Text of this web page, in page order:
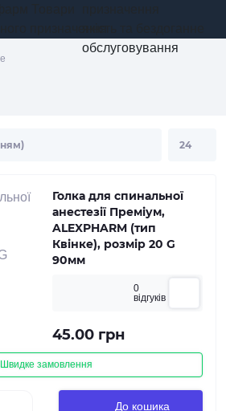
обслуговування
Голка для спинальної
анестезії Преміум,
ALEXPHARM (тип
Квінке), розмір 20 G
90мм
0
вiдгукiв
45.00 грн
Швидке замовлення
До кошика